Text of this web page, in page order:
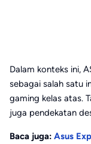
Dalam konteks ini,
sebagai salah satu
gaming kelas atas.
juga pendekatan
Baca juga: Asus